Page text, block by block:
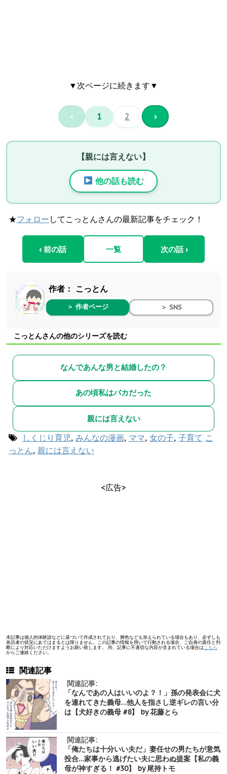
▼次ページに続きます▼
‹ 1 2 ›
【親には言えない】
他の話も読む
★フォロー してこっとんさんの最新記事をチェック！
‹ 前の話 一覧 次の話 ›
作者： こっとん
＞ 作者ページ ＞ SNS
こっとんさんの他のシリーズを読む
なんであんな男と結婚したの？
あの頃私はバカだった
親には言えない
しくじり育児, みんなの漫画, ママ, 女の子, 子育て こ
っとん, 親には言えない
<広告>
本記事は個人的体験談などに基づいて作成されており、脚色なども加えられている場合もあり、必ずしも
各読者の状況にあてはまるとは限りません。この記事の情報を用いて行動される場合、ご自身の責任と判
断により対応いただけますようお願い致します。 尚、記事に不適切な内容が含まれている場合はこちら
からご連絡ください。
関連記事
関連記事:
「なんであの人はいいのよ？！」孫の発表会に犬
を連れてきた義母…他人を指さし逆ギレの言い分
は【犬好きの義母 #8】 by 花藤とら
関連記事:
「俺たちは十分いい夫だ」妻任せの男たちが意気
投合…家事から逃げたい夫に思わぬ提案【私の義
母が神すぎる！ #30】 by 尾持トモ